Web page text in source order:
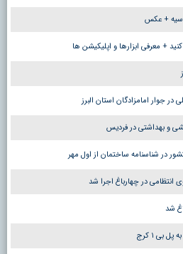
+ عکس
+ معرفی ابزارها و اپلیکیشن ها
و بهداشتی در فردیس
در شناسنامه ساختمان از اول مهر
در چهارباغ اجرا شد
شد
بی ۱ کرج